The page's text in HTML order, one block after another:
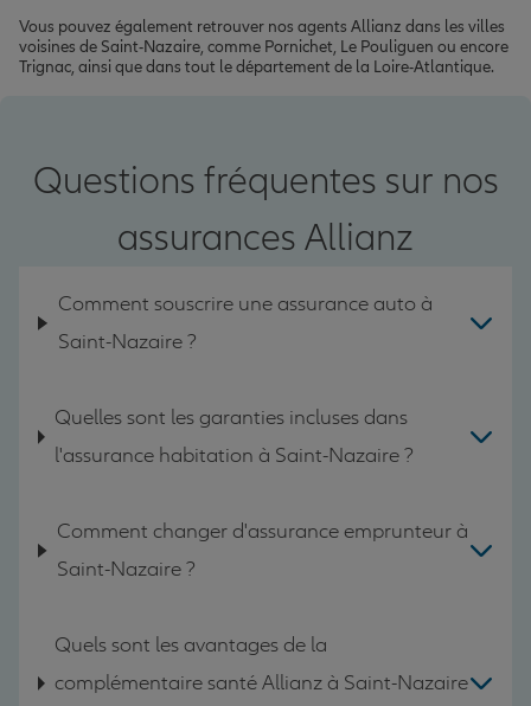
Vous pouvez également retrouver nos agents Allianz dans les villes
voisines de Saint-Nazaire, comme Pornichet, Le Pouliguen ou encore
Trignac, ainsi que dans tout le département de la Loire-Atlantique.
Questions fréquentes sur nos
assurances Allianz
Comment souscrire une assurance auto à
Saint-Nazaire ?
Quelles sont les garanties incluses dans
l'assurance habitation à Saint-Nazaire ?
Comment changer d'assurance emprunteur à
Saint-Nazaire ?
Quels sont les avantages de la
complémentaire santé Allianz à Saint-Nazaire